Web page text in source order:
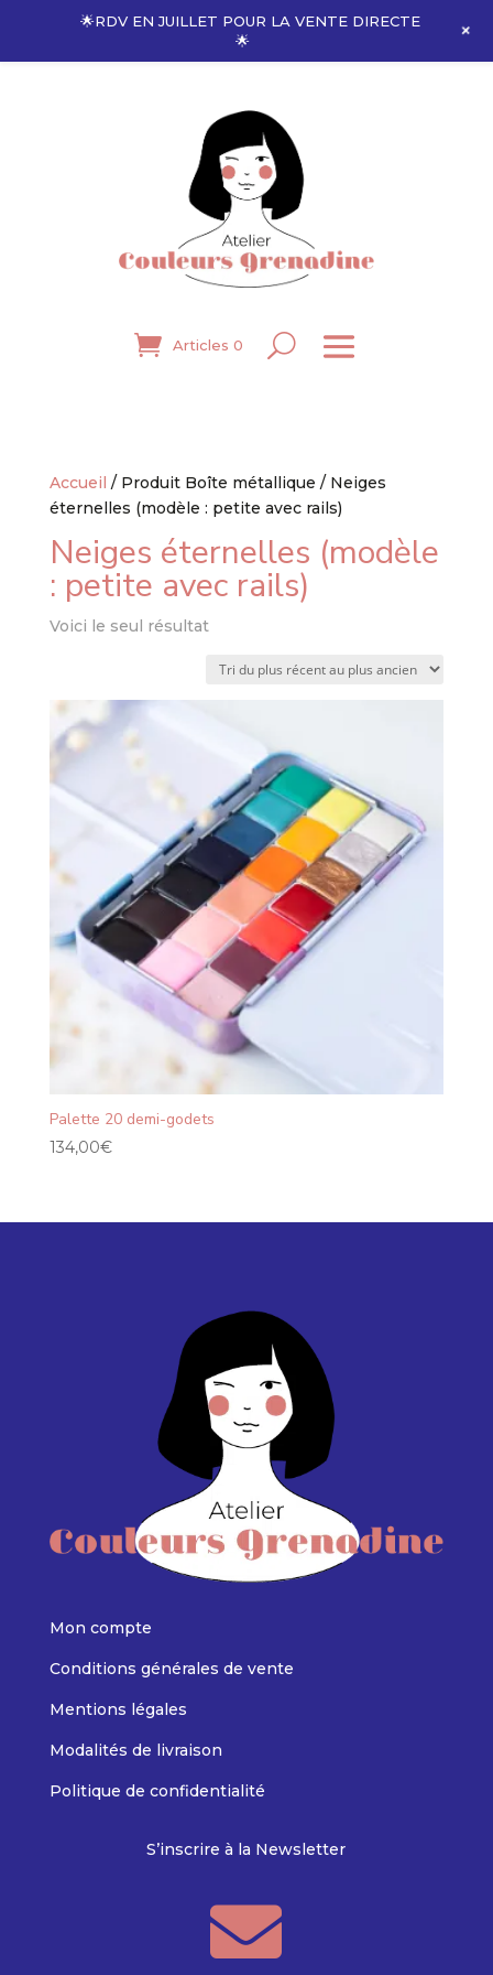
Articles 0
Accueil / Produit Boîte métallique / Neiges
éternelles (modèle : petite avec rails)
Neiges éternelles (modèle
: petite avec rails)
Voici le seul résultat
Palette 20 demi-godets
134,00€
Mon compte
Conditions générales de vente
Mentions légales
Modalités de livraison
Politique de confidentialité
S’inscrire à la Newsletter

🌟RDV EN JUILLET POUR LA VENTE DIRECTE
🌟
+